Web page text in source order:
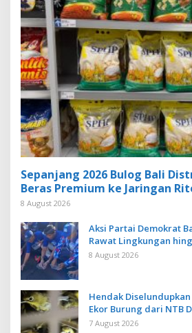
Sepanjang 2026 Bulog Bali
Beras Premium ke Jaringan
8 August 2026
Aksi Partai Demokrat
Rawat Lingkungan
Tukik Bedawang Nala
8 August 2026
Hendak
Ekor Burung dari NTB
Bali
7 August 2026